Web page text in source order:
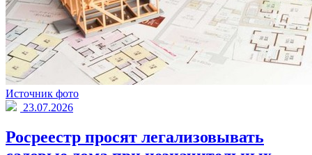
Источник фото
23.07.2026
Росреестр просят легализовывать